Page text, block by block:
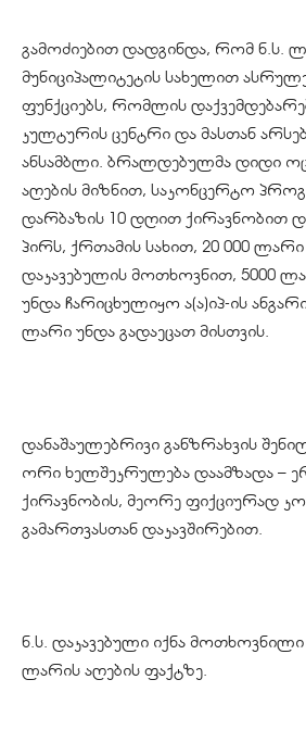
გამოძიებით დადგინდა, რომ ნ.ს.
მუნიციპალიტეტის სახელით
ფუნქციებს, რომლის
კულტურის ცენტრი და მასთან
ანსამბლი. ბრალდებულმა დიდი
აღების მიზნით, საკონცერტო
დარბაზის 10 დღით ქირავნობით
პირს, ქრთამის სახით, 20 000
დაკავებულის მოთხოვნით, 5000
უნდა ჩარიცხულიყო ა(ა)იპ-ის
ლარი უნდა გადაეცათ მისთვის.
დანაშაულებრივი განზრახვის
ორი ხელშეკრულება დაამზადა –
ქირავნობის, მეორე ფიქციურად
გამართვასთან დაკავშირებით.
ნ.ს. დაკავებული იქნა მოთხოვნილი
ლარის აღების ფაქტზე.